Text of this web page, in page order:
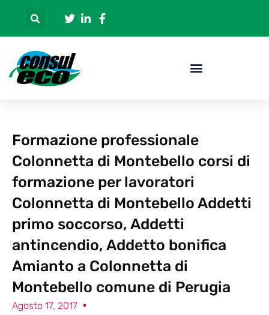
Formazione professionale
Colonnetta di Montebello corsi di
formazione per lavoratori
Colonnetta di Montebello Addetti
primo soccorso, Addetti
antincendio, Addetto bonifica
Amianto a Colonnetta di
Montebello comune di Perugia
Agosto 17, 2017